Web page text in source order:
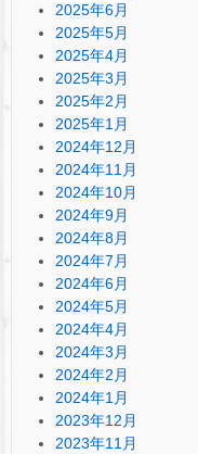
2025年6月
2025年5月
2025年4月
2025年3月
2025年2月
2025年1月
2024年12月
2024年11月
2024年10月
2024年9月
2024年8月
2024年7月
2024年6月
2024年5月
2024年4月
2024年3月
2024年2月
2024年1月
2023年12月
2023年11月